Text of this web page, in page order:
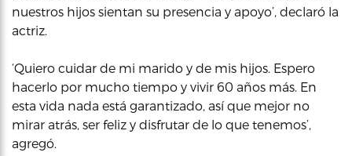
nuestros hijos sientan su presencia y apoyo’, declaró la
actriz.
‘Quiero cuidar de mi marido y de mis hijos. Espero
hacerlo por mucho tiempo y vivir 60 años más. En
esta vida nada está garantizado, así que mejor no
mirar atrás, ser feliz y disfrutar de lo que tenemos’,
agregó.